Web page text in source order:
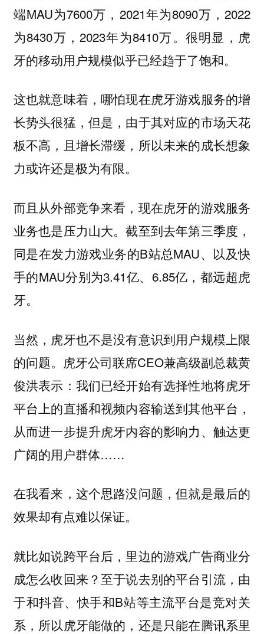
端MAU为7600万，2021年为8090万，2022
为8430万，2023年为8410万。很明显，虎
牙的移动用户规模似乎已经趋于了饱和。
这也就意味着，哪怕现在虎牙游戏服务的增
长势头很猛，但是，由于其对应的市场天花
板不高，且增长滞缓，所以未来的成长想象
力或许还是极为有限。
而且从外部竞争来看，现在虎牙的游戏服务
业务也是压力山大。截至到去年第三季度，
同是在发力游戏业务的B站总MAU、以及快
手的MAU分别为3.41亿、6.85亿，都远超虎
牙。
当然，虎牙也不是没有意识到用户规模上限
的问题。虎牙公司联席CEO兼高级副总裁黄
俊洪表示：我们已经开始有选择性地将虎牙
平台上的直播和视频内容输送到其他平台，
从而进一步提升虎牙内容的影响力、触达更
广阔的用户群体……
在我看来，这个思路没问题，但就是最后的
效果却有点难以保证。
就比如说跨平台后，里边的游戏广告商业分
成怎么收回来？至于说去别的平台引流，由
于和抖音、快手和B站等主流平台是竞对关
系，所以虎牙能做的，还是只能在腾讯系里